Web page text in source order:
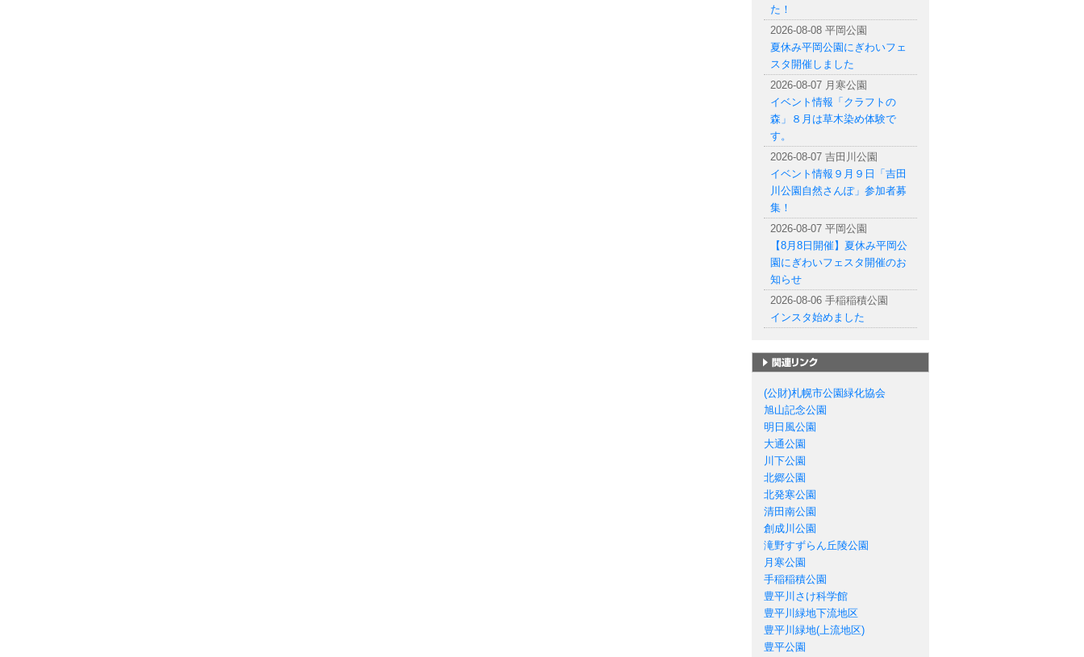
た！
2026-08-08 平岡公園
夏休み平岡公園にぎわいフェ
スタ開催しました
2026-08-07 月寒公園
イベント情報「クラフトの
森」８月は草木染め体験で
す。
2026-08-07 吉田川公園
イベント情報９月９日「吉田
川公園自然さんぽ」参加者募
集！
2026-08-07 平岡公園
【8月8日開催】夏休み平岡公
園にぎわいフェスタ開催のお
知らせ
2026-08-06 手稲稲積公園
インスタ始めました
(公財)札幌市公園緑化協会
旭山記念公園
明日風公園
大通公園
川下公園
北郷公園
北発寒公園
清田南公園
創成川公園
滝野すずらん丘陵公園
月寒公園
手稲稲積公園
豊平川さけ科学館
豊平川緑地下流地区
豊平川緑地(上流地区)
豊平公園